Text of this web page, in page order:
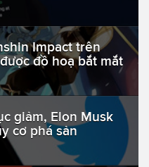
Impact trên
đồ hoạ bắt mắt
giảm, Elon Musk
cơ phá sản